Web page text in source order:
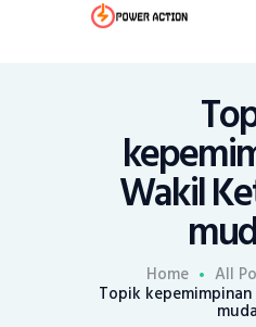
Wakil
Home All
Topik